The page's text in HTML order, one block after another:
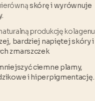
skórę i wyrównuje
produkcję kolagenu
bardziej napiętej skóry i
zmarszczek
ciemne plamy,
i hiperpigmentację.